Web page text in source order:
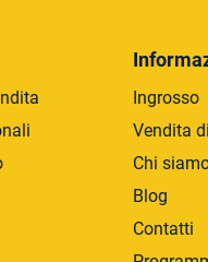
Ingrosso
Vendita
Chi
Blog
Contatti